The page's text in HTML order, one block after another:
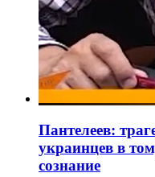
Пантелеев:
украинцев в
сознание